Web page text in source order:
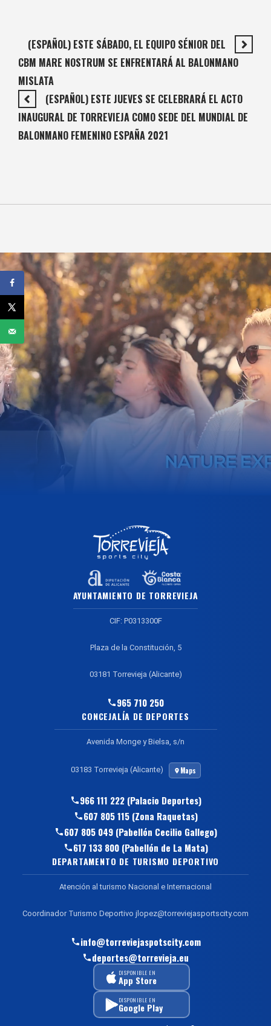
(ESPAÑOL) ESTE SÁBADO, EL EQUIPO SÉNIOR DEL
CBM MARE NOSTRUM SE ENFRENTARÁ AL BALONMANO
MISLATA
(ESPAÑOL) ESTE JUEVES SE CELEBRARÁ EL ACTO
INAUGURAL DE TORREVIEJA COMO SEDE DEL MUNDIAL DE
BALONMANO FEMENINO ESPAÑA 2021
AYUNTAMIENTO DE TORREVIEJA
CIF: P0313300F
Plaza de la Constitución, 5
03181 Torrevieja (Alicante)
965 710 250
CONCEJALÍA DE DEPORTES
Avenida Monge y Bielsa, s/n
03183 Torrevieja (Alicante) Maps
966 111 222 (Palacio Deportes)
607 805 115 (Zona Raquetas)
607 805 049 (Pabellón Cecilio Gallego)
617 133 800 (Pabellón de La Mata)
DEPARTAMENTO DE TURISMO DEPORTIVO
Atención al turismo Nacional e Internacional
Coordinador Turismo Deportivo jlopez@torreviejasportscity.com
info@torreviejaspotscity.com
deportes@torrevieja.eu
DISPONIBLE EN
App Store
DISPONIBLE EN
Google Play